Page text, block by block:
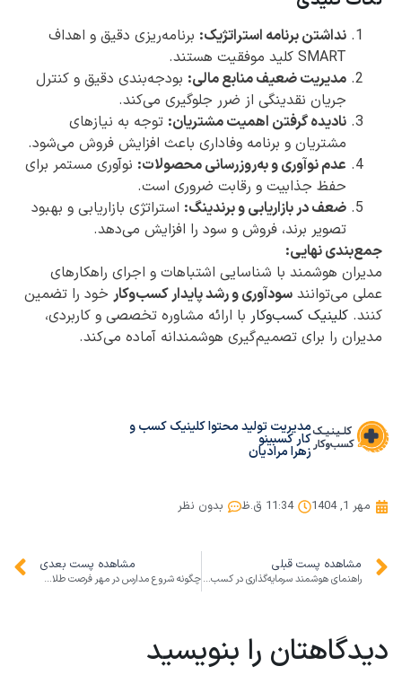
نداشتن برنامه استراتژیک: برنامه‌ریزی دقیق و اهداف
SMART کلید موفقیت هستند.
مدیریت ضعیف منابع مالی: بودجه‌بندی دقیق و کنترل
جریان نقدینگی از ضرر جلوگیری می‌کند.
نادیده گرفتن اهمیت مشتریان: توجه به نیازهای
مشتریان و برنامه وفاداری باعث افزایش فروش می‌شود.
عدم نوآوری و به‌روزرسانی محصولات: نوآوری مستمر برای
حفظ جذابیت و رقابت ضروری است.
ضعف در بازاریابی و برندینگ: استراتژی بازاریابی و بهبود
تصویر برند، فروش و سود را افزایش می‌دهد.
جمع‌بندی نهایی:
مدیران هوشمند با شناسایی اشتباهات و اجرای راهکارهای
عملی می‌توانند سودآوری و رشد پایدار کسب‌وکار خود را تضمین
کنند. کلینیک کسب‌وکار با ارائه مشاوره تخصصی و کاربردی،
مدیران را برای تصمیم‌گیری هوشمندانه آماده می‌کند.
مدیریت تولید محتوا کلینیک کسب و
کار کسبینو
زهرا مرادیان
مهر 1, 1404 11:34 ق.ظ بدون نظر
مشاهده پست قبلی
راهنمای هوشمند سرمایه‌گذاری در کسب‌وکارهای نوپا در ایران: چطور سوددهی و ریسک را همزمان مدیریت کنیم
مشاهده پست بعدی
چگونه شروع مدارس در مهر فرصت طلایی برای رشد کسب‌وکار شماست: راهنمای عملی کلینیک کسب‌وکار
دیدگاهتان را بنویسید